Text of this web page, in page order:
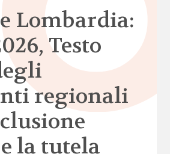
Lombardia:
Testo
regionali
la tutela